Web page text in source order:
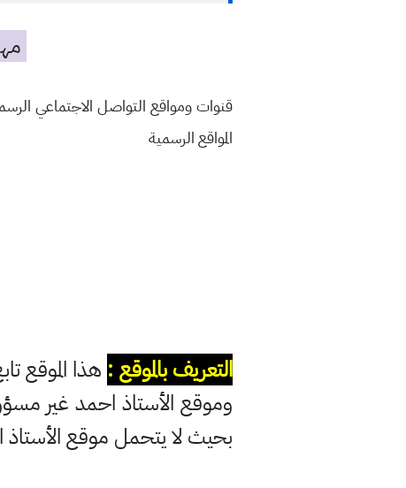
قنوات ومواقع التواصل الاجتماعي
المواقع الرسمية
التعريف بالموقع : هذا الموقع
وموقع الأستاذ احمد غير
بحيث لا يتحمل موقع